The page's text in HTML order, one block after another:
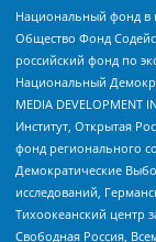
Национальный фонд в
Общество Фонд
российский фонд по
Национальный
MEDIA DEVELOPMENT
Институт, Открытая
фонд регионального
Демократические
исследований,
Тихоокеанский центр
Свободная Россия,